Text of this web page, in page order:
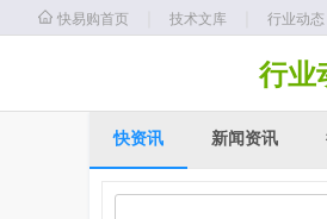
快易购首页 技术文库 行业动态
行业
快资讯 新闻资讯